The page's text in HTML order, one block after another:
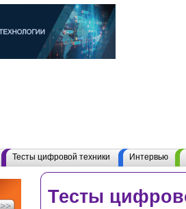
Тесты цифровой техники Интервью
Тесты